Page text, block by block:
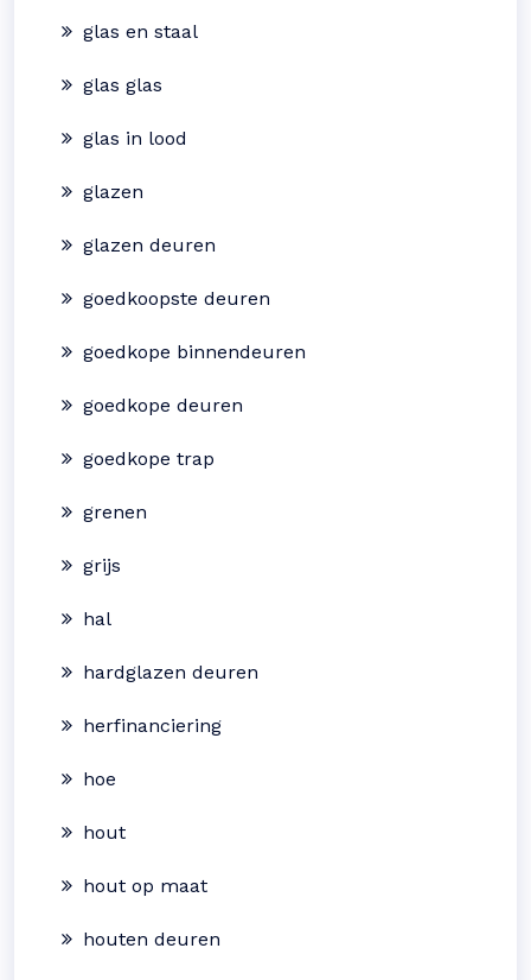
glas en staal
glas glas
glas in lood
glazen
glazen deuren
goedkoopste deuren
goedkope binnendeuren
goedkope deuren
goedkope trap
grenen
grijs
hal
hardglazen deuren
herfinanciering
hoe
hout
hout op maat
houten deuren